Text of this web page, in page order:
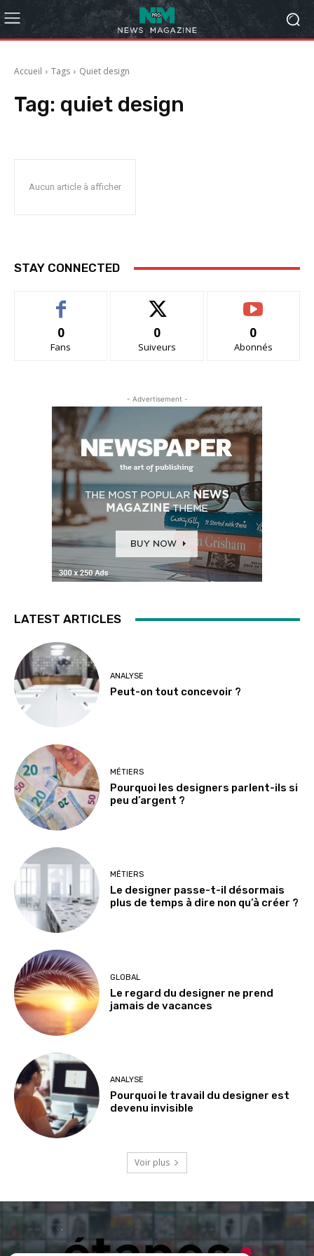
Accueil Tags Quiet design
Tag: quiet design
Aucun article à afficher
STAY CONNECTED
0
Fans
0
Suiveurs
0
Abonnés
- Advertisement -
LATEST ARTICLES
ANALYSE
Peut-on tout concevoir ?
MÉTIERS
Pourquoi les designers parlent-ils si
peu d’argent ?
MÉTIERS
Le designer passe-t-il désormais
plus de temps à dire non qu’à créer ?
GLOBAL
Le regard du designer ne prend
jamais de vacances
ANALYSE
Pourquoi le travail du designer est
devenu invisible
Voir plus